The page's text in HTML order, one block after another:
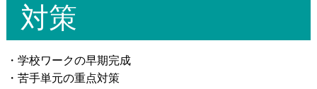
対策
・学校ワークの早期完成
・苦手単元の重点対策